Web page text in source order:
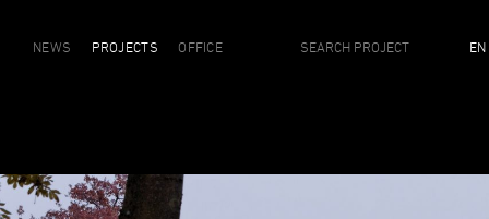
NEWS PROJECTS OFFICE EN